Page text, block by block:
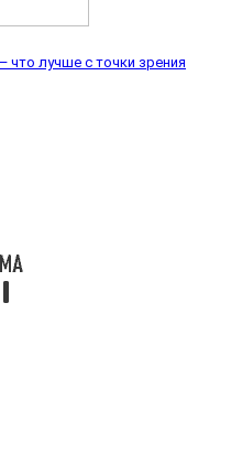
что лучше с точки зрения